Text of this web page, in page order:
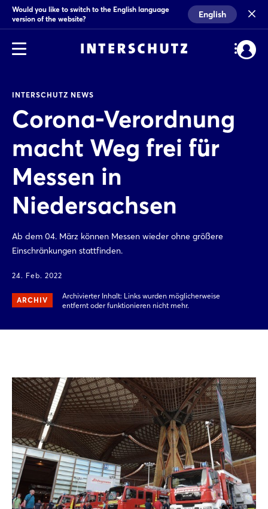
Would you like to switch to the English language
version of the website?
English
INTERSCHUTZ NEWS
Corona-Verordnung
macht Weg frei für
Messen in
Niedersachsen
Ab dem 04. März können Messen wieder ohne größere
Einschränkungen stattfinden.
24. Feb. 2022
ARCHIV
Archivierter Inhalt: Links wurden möglicherweise
entfernt oder funktionieren nicht mehr.